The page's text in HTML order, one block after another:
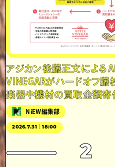
アジカン後藤正文による
VINEGARがハードオフ藤
楽器や機材の買取金額寄
NiEW編集部
2026.7.31｜18:00
2